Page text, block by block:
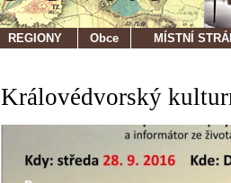
REGIONY Obce MÍSTNÍ
Královédvorský